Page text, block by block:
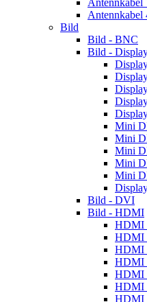
Antennkabel
Antennkabel
Bild
Bild - BNC
Bild -
Mini
Mini
Mini
Mini
Mini
Bild - DVI
Bild - HDMI
HDMI
HDMI
HDMI
HDMI
HDMI
HDMI
HDMI